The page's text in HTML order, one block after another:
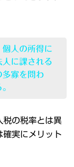
人の所得に
に課される
寡を問わ
税の税率とは異
確実にメリット